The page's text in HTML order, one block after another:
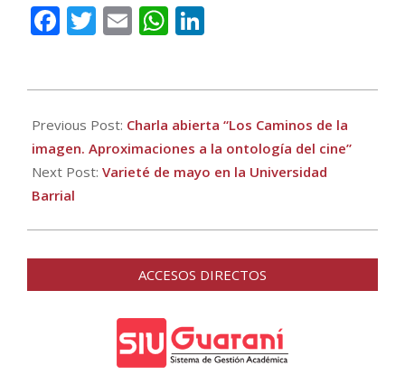
Facebook
Twitter
EmailWhatsApp
05-
11
Previous Post: Charla abierta “Los Caminos de la
imagen. Aproximaciones a la ontología del cine”
Next Post: Varieté de mayo en la Universidad
Barrial
ACCESOS DIRECTOS